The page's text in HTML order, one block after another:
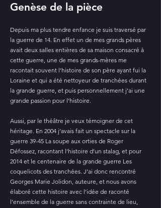
Genèse de la pièce
Depuis ma plus tendre enfance je suis traversé par
la guerre de 14. En effet un de mes grands pères
avait deux salles entières de sa maison consacré à
cette guerre, une de mes grands-mères me
racontait souvent l’histoire de son père ayant fui la
Loraine et qui a été nettoyeur de tranchées durant
la grande guerre, et puis personnellement j’ai une
grande passion pour l’histoire.
Aussi, par le théâtre je veux témoigner de cet
héritage. En 2004 j’avais fait un spectacle sur la
guerre 39-45 La soupe aux orties de Roger
Défossez, racontant l’histoire d’un stalag, et pour
2014 et le centenaire de la grande guerre Les
coquelicots des tranchées. J’ai donc rencontré
Georges Marie Jolidon, auteure, et nous avons
élaboré cette histoire avec l’idée de raconté
l’ensemble de la guerre sans contrainte de lieu,